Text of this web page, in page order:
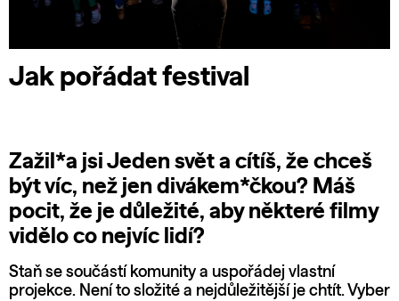
Jak pořádat festival
Zažil*a jsi Jeden svět a cítíš, že chceš
být víc, než jen divákem*čkou? Máš
pocit, že je důležité, aby některé filmy
vidělo co nejvíc lidí?
Staň se součástí komunity a uspořádej vlastní
projekce. Není to složité a nejdůležitější je chtít. Vyber